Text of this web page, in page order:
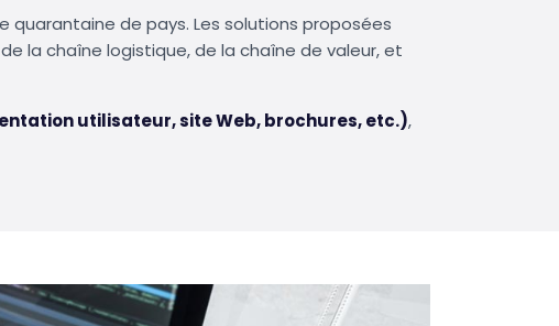
quarantaine de pays. Les solutions proposées
la chaîne logistique, de la chaîne de valeur, et
utilisateur, site Web, brochures, etc.),